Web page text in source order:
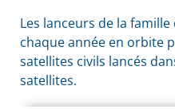
Les lanceurs de la
chaque année en orbite
satellites civils lancés
satellites.